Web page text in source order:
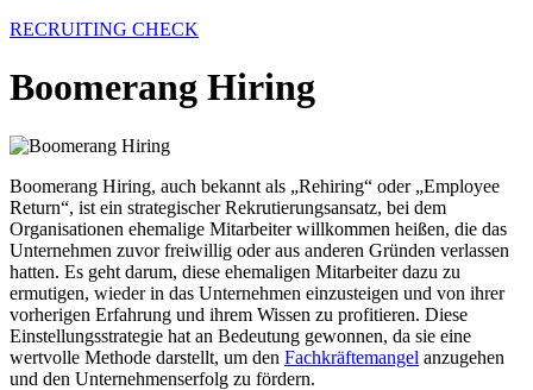
RECRUITING CHECK
Boomerang Hiring
Boomerang Hiring, auch bekannt als „Rehiring“ oder „Employee
Return“, ist ein strategischer Rekrutierungsansatz, bei dem
Organisationen ehemalige Mitarbeiter willkommen heißen, die das
Unternehmen zuvor freiwillig oder aus anderen Gründen verlassen
hatten. Es geht darum, diese ehemaligen Mitarbeiter dazu zu
ermutigen, wieder in das Unternehmen einzusteigen und von ihrer
vorherigen Erfahrung und ihrem Wissen zu profitieren. Diese
Einstellungsstrategie hat an Bedeutung gewonnen, da sie eine
wertvolle Methode darstellt, um den Fachkräftemangel anzugehen
und den Unternehmenserfolg zu fördern.